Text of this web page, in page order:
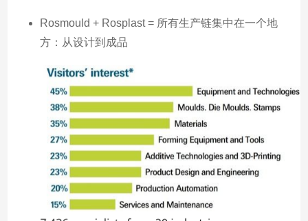
Rosmould + Rosplast = 所有生产链集中在一个地
方：从设计到成品